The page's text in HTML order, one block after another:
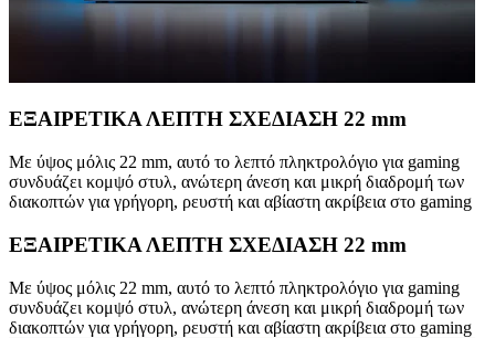
ΕΞΑΙΡΕΤΙΚΑ ΛΕΠΤΗ ΣΧΕΔΙΑΣΗ 22 mm
Με ύψος μόλις 22 mm, αυτό το λεπτό πληκτρολόγιο για gaming
συνδυάζει κομψό στυλ, ανώτερη άνεση και μικρή διαδρομή των
διακοπτών για γρήγορη, ρευστή και αβίαστη ακρίβεια στο gaming
ΕΞΑΙΡΕΤΙΚΑ ΛΕΠΤΗ ΣΧΕΔΙΑΣΗ 22 mm
Με ύψος μόλις 22 mm, αυτό το λεπτό πληκτρολόγιο για gaming
συνδυάζει κομψό στυλ, ανώτερη άνεση και μικρή διαδρομή των
διακοπτών για γρήγορη, ρευστή και αβίαστη ακρίβεια στο gaming